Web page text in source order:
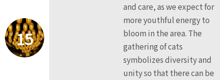
15
and care, as we expect for
more youthful energy to
bloom in the area. The
gathering of cats
symbolizes diversity and
unity so that there can be